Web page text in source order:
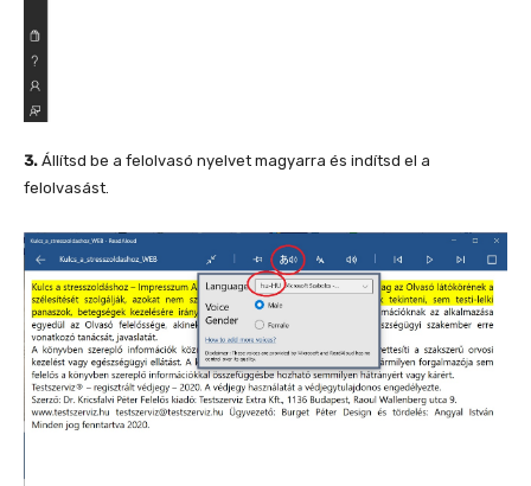
3. Állítsd be a felolvasó nyelvet magyarra és indítsd el a
felolvasást.